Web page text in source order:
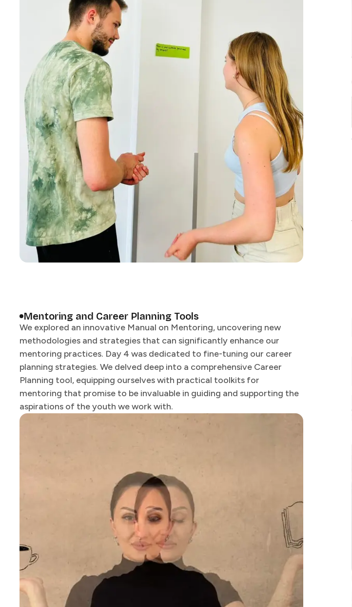
Mentoring and Career Planning Tools​​​​‌ ‍ ​‍​‍‌‍ ‌ ​‍‌‍‍‌‌‍‌ ‌‍‍‌‌‍ ‍​‍​‍​ ‍‍​‍​‍‌ ​ ‌‍​‌‌‍ ‍‌‍‍‌‌ ‌​‌ ‍‌​‍ ‍‌‍‍‌‌‍ ​‍​‍​‍ ​​‍​‍‌‍‍​‌ ​‍‌‍‌‌‌‍‌‍​‍​‍​ ‍‍​‍​‍​‍ ‌ ​ ‌ ‌​‌ ‌‌‌‍‌​‌‍‍‌‌‍ ​‍ ‌‍‍‌‌‍ ‍‌ ‌​‌‍‌‌‌‍ ‍‌ ‌​​‍ ‌‍‌‌‌‍‌​‌‍‍‌‌ ‌​​‍ ‌‍ ‌‌‍ ‌‍‌​‌‍‌‌​ ‌‌ ​​‌ ​‍‌‍‌‌‌ ​ ‌‍‌‌‌‍ ‍‌ ‌​‌‍​‌‌ ‌​‌‍‍‌‌‍ ‌‍ ‍​ ‍ ‌‍‍‌‌‍‌​​ ‌‌‍​‌‌‍​‌​ ​​​ ​‍​ ​‌‌‍‌​​ ‌‌​ ​‌​‍ ‌‌‍​ ​ ‌​​ ​ ​ ‍​​‍ ‌​ ‌​​ ‍‌‌‍‌​‌‍​ ​‍ ‌​ ‍​‌‍‌‌‌‍‌‌‌‍​ ​‍ ‌‌‍‌‍​ ​ ​ ‌​​ ​​​ ​​​ ‌‍​ ‌‍​ ​‌‌‍‌‍‌‍​‍​ ‌‍‌‍​‍​ ‍ ‌ ‌​‌ ‍‌‌ ​​‌‍‌‌​ ‌‌ ​​‌ ​‍‌‍ ‌‍‍‍‌‍‌‌‌‍​ ‌ ‌​​ ‍ ‌ ​​‌‍​‌‌ ‌​‌‍‍​​ ‌‌‍‍ ‌‍‌‌‌ ‍‌‌​​‌‌‍​ ‌ ‌​‌‍‍‌‌ ‌‍‌‍‍‌‌ ‌​‌‍‍‌‌‍‌‌‌ ​ ​‍‌‌​ ‌‌‌​​‍‌‌ ‌‍‍ ‌‍‌‌‌ ‍‌​‍‌‌​ ​ ‌​‌​​‍‌‌​ ​ ‌​‌​​‍‌‌​ ​‍​ ​‍​ ‌‍‌‍‌‌​ ‍‌​ ‌​​ ​​​ ​‍​ ‌ ‌‍‌‌‌‍‌‍​ ‌‍​ ‌‍​ ‌‍​‍‌‌​ ​‍​ ​‍​‍‌‌​ ‌‌‌​‌​​‍ ‍‌ ‌​‌‍‍‌‌ ‌​‌‍ ​‌‍‌‌​ ‌‍​‍‌‍​‌‌ ​ ‌‍‌‌‌‌‌‌‌ ​‍‌‍ ​​ ‌​‍‌‌​ ​‍‌​‌‍‌ ​ ‌ ‌​‌ ‌‌‌‍‌​‌‍‍‌‌‍ ​‍‌‍‌‍‍‌‌‍‌​​ ‌‌‍​‌‌‍​‌​ ​​​ ​‍​ ​‌‌‍‌​​ ‌‌​ ​‌​‍ ‌‌‍​ ​ ‌​​ ​ ​ ‍​​‍ ‌​ ‌​​ ‍‌‌‍‌​‌‍​ ​‍ ‌​ ‍​‌‍‌‌‌‍‌‌‌‍​ ​‍ ‌‌‍‌‍​ ​ ​ ‌​​ ​​​ ​​​ ‌‍​ ‌‍​ ​‌‌‍‌‍‌‍​‍​ ‌‍‌‍​‍​‍‌‍‌ ‌​‌ ‍‌‌ ​​‌‍‌‌​ ‌‌ ​​‌ ​‍‌‍ ‌‍‍‍‌‍‌‌‌‍​ ‌ ‌​​‍‌‍‌ ​​‌‍​‌‌ ‌​‌‍‍​​ ‌‌‍‍ ‌‍‌‌‌ ‍‌‌​​‌‌‍​ ‌ ‌​‌‍‍‌‌ ‌‍‌‍‍‌‌ ‌​‌‍‍‌‌‍‌‌‌ ​ ​‍‌‌​ ‌‌‌​​‍‌‌ ‌‍‍ ‌‍‌‌‌ ‍‌​‍‌‌​ ​ ‌​‌​​‍‌‌​ ​ ‌​‌​​‍‌‌​ ​‍​ ​‍​ ‌‍‌‍‌‌​ ‍‌​ ‌​​ ​​​ ​‍​ ‌ ‌‍‌‌‌‍‌‍​ ‌‍​ ‌‍​ ‌‍​‍‌‌​ ​‍​ ​‍​‍‌‌​ ‌‌‌​‌​​‍ ‍‌ ‌​‌‍‍‌‌ ‌​‌‍ ​‌‍‌‌​‍‌‍‌ ​​‌‍‌‌‌ ​‍‌ ​ ‌ ​​‌‍‌‌‌‍​ ‌ ‌​‌‍‍‌‌ ‌‍‌‍‌‌​ ‌‌ ​​‌ ‌‌‌‍​‍‌‍ ​‌‍‍‌‌ ​ ‌‍‍​‌‍‌‌‌‍‌​​‍​‍‌ ‌
We explored an innovative Manual on Mentoring, uncovering new
methodologies and strategies that can significantly enhance our
mentoring practices. Day 4 was dedicated to fine-tuning our career
planning strategies. We delved deep into a comprehensive Career
Planning tool, equipping ourselves with practical toolkits for
mentoring that promise to be invaluable in guiding and supporting the
aspirations of the youth we work with. ​​​​‌ ‍ ​‍​‍‌‍ ‌ ​‍‌‍‍‌‌‍‌ ‌‍‍‌‌‍ ‍​‍​‍​ ‍‍​‍​‍‌ ​ ‌‍​‌‌‍ ‍‌‍‍‌‌ ‌​‌ ‍‌​‍ ‍‌‍‍‌‌‍ ​‍​‍​‍ ​​‍​‍‌‍‍​‌ ​‍‌‍‌‌‌‍‌‍​‍​‍​ ‍‍​‍​‍​‍ ‌ ​ ‌ ‌​‌ ‌‌‌‍‌​‌‍‍‌‌‍ ​‍ ‌‍‍‌‌‍ ‍‌ ‌​‌‍‌‌‌‍ ‍‌ ‌​​‍ ‌‍‌‌‌‍‌​‌‍‍‌‌ ‌​​‍ ‌‍ ‌‌‍ ‌‍‌​‌‍‌‌​ ‌‌ ​​‌ ​‍‌‍‌‌‌ ​ ‌‍‌‌‌‍ ‍‌ ‌​‌‍​‌‌ ‌​‌‍‍‌‌‍ ‌‍ ‍​ ‍ ‌‍‍‌‌‍‌​​ ‌‌‍​‌‌‍​‌​ ​​​ ​‍​ ​‌‌‍‌​​ ‌‌​ ​‌​‍ ‌‌‍​ ​ ‌​​ ​ ​ ‍​​‍ ‌​ ‌​​ ‍‌‌‍‌​‌‍​ ​‍ ‌​ ‍​‌‍‌‌‌‍‌‌‌‍​ ​‍ ‌‌‍‌‍​ ​ ​ ‌​​ ​​​ ​​​ ‌‍​ ‌‍​ ​‌‌‍‌‍‌‍​‍​ ‌‍‌‍​‍​ ‍ ‌ ‌​‌ ‍‌‌ ​​‌‍‌‌​ ‌‌ ​​‌ ​‍‌‍ ‌‍‍‍‌‍‌‌‌‍​ ‌ ‌​​ ‍ ‌ ​​‌‍​‌‌ ‌​‌‍‍​​ ‌‌‍‍ ‌‍‌‌‌ ‍‌‌​​‌‌‍​ ‌ ‌​‌‍‍‌‌ ‌‍‌‍‍‌‌ ‌​‌‍‍‌‌‍‌‌‌ ​ ​‍‌‌​ ‌‌‌​​‍‌‌ ‌‍‍ ‌‍‌‌‌ ‍‌​‍‌‌​ ​ ‌​‌​​‍‌‌​ ​ ‌​‌​​‍‌‌​ ​‍​ ​‍​ ‌‍‌‍‌‌​ ‍‌​ ‌​​ ​​​ ​‍​ ‌ ‌‍‌‌‌‍‌‍​ ‌‍​ ‌‍​ ‌‍​‍‌‌​ ​‍​ ​‍​‍‌‌​ ‌‌‌​‌​​‍ ‍‌‍‌​‌‍‌‌‌ ​ ‌‍​ ‌ ​‍‌‍‍‌‌ ​​‌ ‌​‌‍‍‌‌‍ ‌‍ ‍​ ‌‍​‍‌‍​‌‌ ​ ‌‍‌‌‌‌‌‌‌ ​‍‌‍ ​​ ‌​‍‌‌​ ​‍‌​‌‍‌ ​ ‌ ‌​‌ ‌‌‌‍‌​‌‍‍‌‌‍ ​‍‌‍‌‍‍‌‌‍‌​​ ‌‌‍​‌‌‍​‌​ ​​​ ​‍​ ​‌‌‍‌​​ ‌‌​ ​‌​‍ ‌‌‍​ ​ ‌​​ ​ ​ ‍​​‍ ‌​ ‌​​ ‍‌‌‍‌​‌‍​ ​‍ ‌​ ‍​‌‍‌‌‌‍‌‌‌‍​ ​‍ ‌‌‍‌‍​ ​ ​ ‌​​ ​​​ ​​​ ‌‍​ ‌‍​ ​‌‌‍‌‍‌‍​‍​ ‌‍‌‍​‍​‍‌‍‌ ‌​‌ ‍‌‌ ​​‌‍‌‌​ ‌‌ ​​‌ ​‍‌‍ ‌‍‍‍‌‍‌‌‌‍​ ‌ ‌​​‍‌‍‌ ​​‌‍​‌‌ ‌​‌‍‍​​ ‌‌‍‍ ‌‍‌‌‌ ‍‌‌​​‌‌‍​ ‌ ‌​‌‍‍‌‌ ‌‍‌‍‍‌‌ ‌​‌‍‍‌‌‍‌‌‌ ​ ​‍‌‌​ ‌‌‌​​‍‌‌ ‌‍‍ ‌‍‌‌‌ ‍‌​‍‌‌​ ​ ‌​‌​​‍‌‌​ ​ ‌​‌​​‍‌‌​ ​‍​ ​‍​ ‌‍‌‍‌‌​ ‍‌​ ‌​​ ​​​ ​‍​ ‌ ‌‍‌‌‌‍‌‍​ ‌‍​ ‌‍​ ‌‍​‍‌‌​ ​‍​ ​‍​‍‌‌​ ‌‌‌​‌​​‍ ‍‌‍‌​‌‍‌‌‌ ​ ‌‍​ ‌ ​‍‌‍‍‌‌ ​​‌ ‌​‌‍‍‌‌‍ ‌‍ ‍​‍‌‍‌ ​​‌‍‌‌‌ ​‍‌ ​ ‌ ​​‌‍‌‌‌‍​ ‌ ‌​‌‍‍‌‌ ‌‍‌‍‌‌​ ‌‌ ​​‌ ‌‌‌‍​‍‌‍ ​‌‍‍‌‌ ​ ‌‍‍​‌‍‌‌‌‍‌​​‍​‍‌ ‌